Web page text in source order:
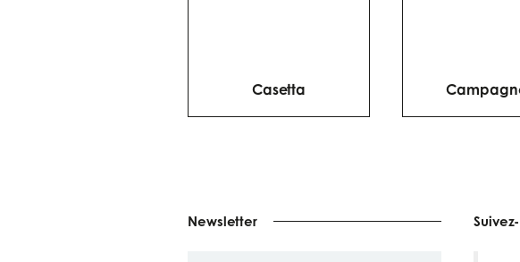
Casetta
Newsletter